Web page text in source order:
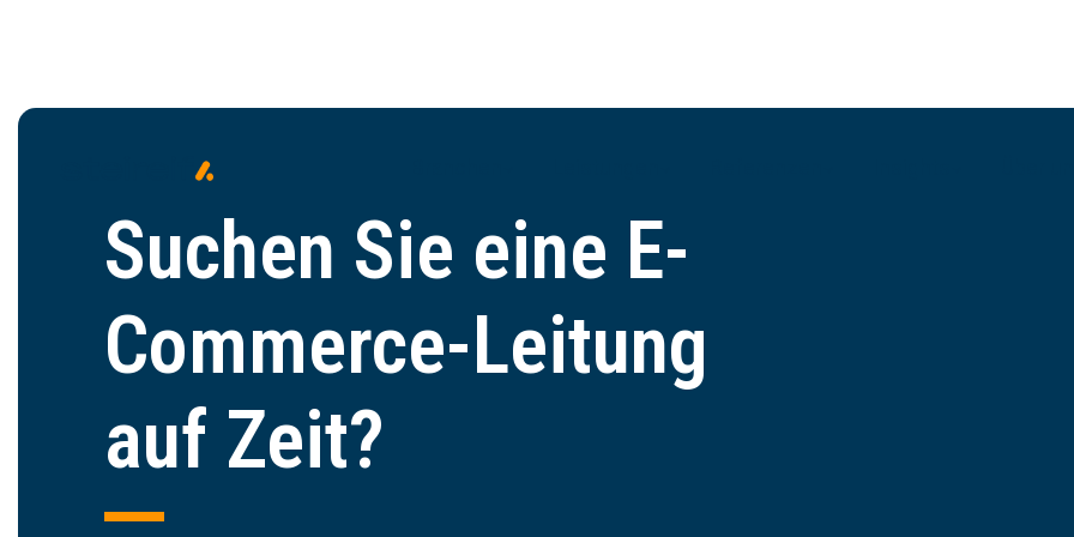
Suchen Sie eine E-
Commerce-Leitung
auf Zeit?